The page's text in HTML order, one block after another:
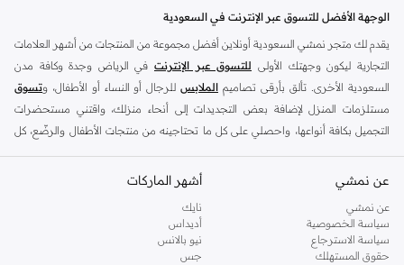
التيشرتات
قماش وبناطيل متنوعة والجوارب و الملابس الداخلية و
ملابس نيو بلانس والأحذيةبشكل أفضل مع المناسبات الغير رسمية والرياضية وأسلوب
الحياة العادي بالإضافة إلى المناسبات المتعلقة بالركض والتدريب. تسوق أحذية تريل من
نيو بالانس للرجال لرحلتك القادمة في المشي لمسافات طويلة. اشترِأحذية للرجال
وأحذية رياضية حمراء مثل أحذية سنيكرز قصير الرقبة وكذلك أحذية نيو بالانس الخضراء
للرجال في أحذية رياضية مثل ترينرز. تعتبر ملابس وأحذية التمارين الرياضية للرجال من
نيو بالانس مثالية للحفاظ على المظهر الأنيق داخل وخارج الجيم. تسوق من أحذية نيو
بالانس الصفراء للرجال للحصول على مظهر رياضي أنيق.
تسوق من متجر نيو بالانس أونلاين في السعودية
إذا كنت من محبي السنيكرز والأزياء الرياضية عالية الجودة المناسبة لكل وقت فبالتأكيد
الوجهة الأفضل للتسوق عبر الإنترنت في السعودية
يقدم لك متجر نمشي السعودية أونلاين أفضل مجموعة من المنتجات من أشهر العلامات
التجارية ليكون وجهتك الأولى للتسوق عبر الإنترنت في الرياض وجدة وكافة مدن
السعودية الأخرى. تألق بأرقى تصاميم الملابس للرجال أو النساء أو الأطفال، وتسوق
مستلزمات المنزل لإضافة بعض التجديدات إلى أنحاء منزلك، واقتني مستحضرات
التجميل بكافة أنواعها، واحصلي على كل ما تحتاجينه من منتجات الأطفال والرضّع، كل
أفضل العلامات التجارية في السعودية
يضم متجر نمشي السعودية أونلاين مجموعة ضخمة من المنتجات من أفضل العلامات
التجارية، بداية من الأزياء وحتى مستلزمات المنزل. ستجد لدينا كل ما ترغب به من
الملابس والأحذية والإكسسوارات وكافة احتياجاتك الأخرى من علامات رائدة مثل:
عن نمشي
عن نمشي
سياسة الخصوصية
سياسة الاسترجاع
حقوق المستهلك
أشهر الماركات
نايك
أديداس
نيو بالانس
جس